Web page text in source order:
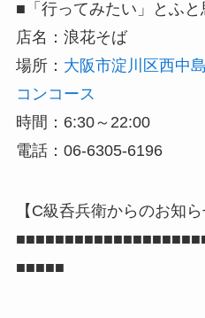
■「行ってみたい」とふ
店名：浪花そば
場所： 大阪市淀川区西中
コンコース
時間：6:30～22:00
電話：06-6305-6196
【C級呑兵衛からのお知ら
■■■■■